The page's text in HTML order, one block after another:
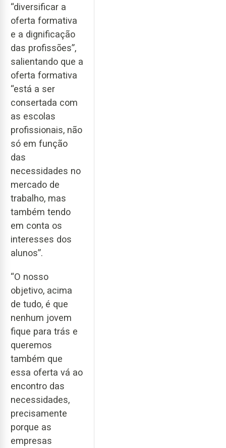
“diversificar a
oferta formativa
e a dignificação
das profissões”,
salientando que a
oferta formativa
“está a ser
consertada com
as escolas
profissionais, não
só em função
das
necessidades no
mercado de
trabalho, mas
também tendo
em conta os
interesses dos
alunos”.
“O nosso
objetivo, acima
de tudo, é que
nenhum jovem
fique para trás e
queremos
também que
essa oferta vá ao
encontro das
necessidades,
precisamente
porque as
empresas